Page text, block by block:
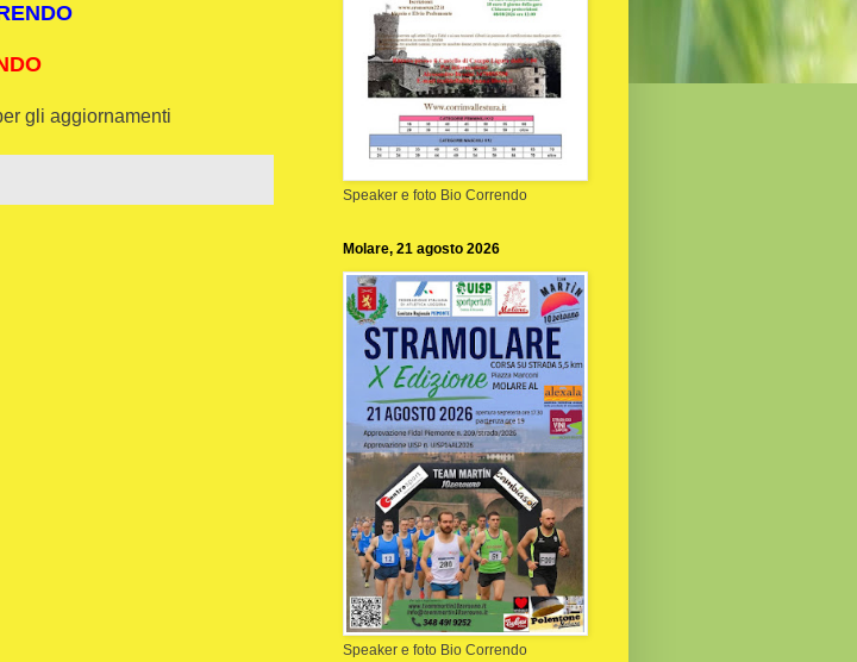
gli aggiornamenti
Speaker e foto Bio Correndo
Molare, 21 agosto 2026
Speaker e foto Bio Correndo